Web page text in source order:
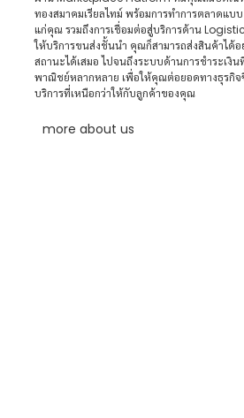
ทองสมาคมเรียลไทม์ พร้อมการทำการตลาดแ
แก่คุณ รวมถึงการเชื่อมต่อสู่บริการด้าน
ให้บริการขนส่งชั้นนำ คุณก็สามารถส่งสินค้าได้อ
สถานะได้เสมอ ไปจนถึงระบบด้านการชำระเงิ
พาณิชย์หลากหลาย เพื่อให้คุณต่อยอดทางธุรกิ
บริการที่เหนือกว่าให้กับลูกค้าของคุณ
more about us